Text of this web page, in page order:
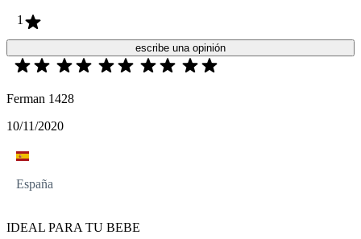
1
escribe una opinión
Ferman 1428
10/11/2020
España
IDEAL PARA TU BEBE